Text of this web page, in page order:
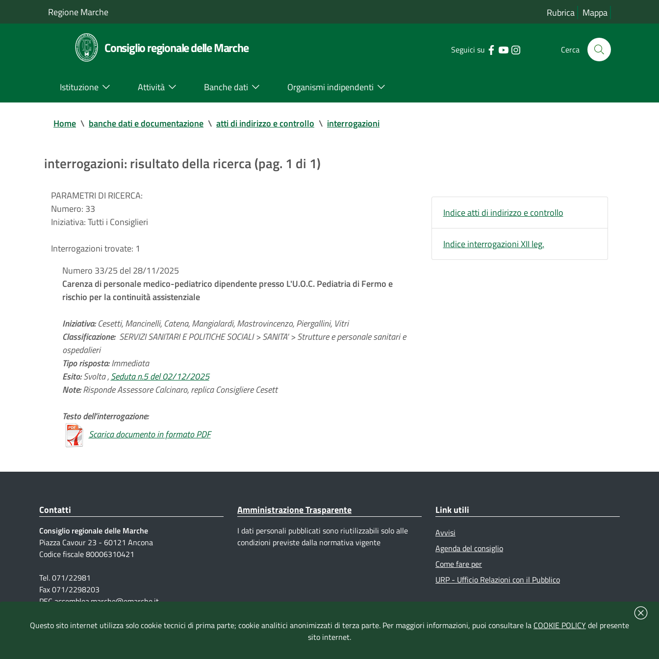
Regione Marche Rubrica Mappa
Consiglio regionale delle Marche Seguici su Cerca
Istituzione Attività Banche dati Organismi indipendenti
Home \ banche dati e documentazione \ atti di indirizzo e controllo \ interrogazioni
interrogazioni: risultato della ricerca (pag. 1 di 1)
PARAMETRI DI RICERCA:
Numero: 33
Iniziativa:Tutti i Consiglieri
Interrogazioni trovate: 1
Numero 33/25 del 28/11/2025
Carenza di personale medico-pediatrico dipendente presso L'U.O.C. Pediatria di Fermo e
rischio per la continuità assistenziale
Iniziativa:Cesetti, Mancinelli, Catena, Mangialardi, Mastrovincenzo, Piergallini, Vitri
Classificazione: SERVIZI SANITARI E POLITICHE SOCIALI > SANITA' > Strutture e personale sanitari e
ospedalieri
Tipo risposta:Immediata
Esito:Svolta ,Seduta n.5 del 02/12/2025
Note:Risponde Assessore Calcinaro, replica Consigliere Cesett
Testo dell'interrogazione:
Scarica documento in formato PDF
Indice atti di indirizzo e controllo
Indice interrogazioni XII leg.
Contatti
Consiglio regionale delle Marche
Piazza Cavour 23 - 60121 Ancona
Codice fiscale 80006310421
Tel. 071/22981
Fax 071/2298203
PEC assemblea.marche@emarche.it
Amministrazione Trasparente
I dati personali pubblicati sono riutilizzabili solo alle
condizioni previste dalla normativa vigente
Link utili
Avvisi
Agenda del consiglio
Come fare per
URP - Ufficio Relazioni con il Pubblico
Questo sito internet utilizza solo cookie tecnici di prima parte; cookie analitici anonimizzati di terza parte. Per maggiori informazioni, puoi consultare la COOKIE POLICYdel presente
sito internet.